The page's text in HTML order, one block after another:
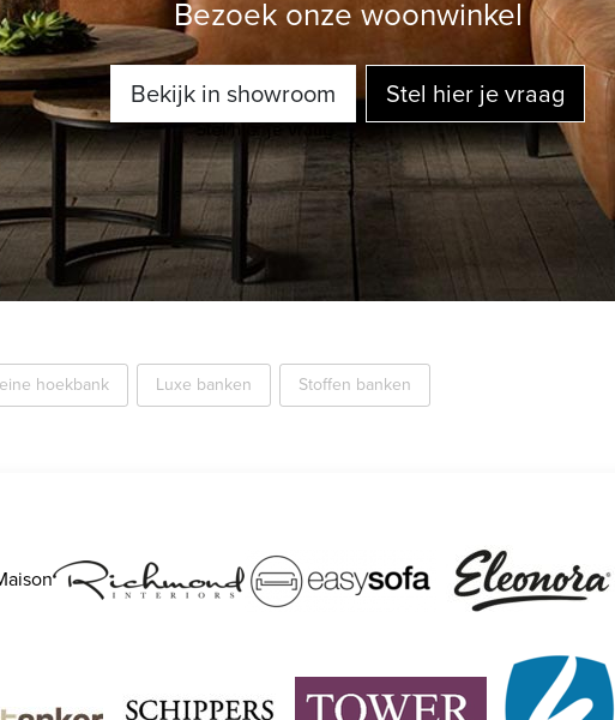
Bezoek onze woonwinkel
Bekijk in showroom Stel hier je vraag
hoekbank Luxe banken Stoffen banken